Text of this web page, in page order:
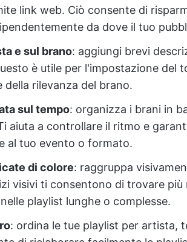
link web. Ciò consente di
da dove il tuo
e sul brano: aggiungi brevi
è utile per l'impostazione del
della rilevanza del brano.
sul tempo: organizza i brani in
aiuta a controllare il ritmo e
al tuo evento o formato.
di colore: raggruppa
visivi ti consentono di trovare
playlist lunghe o complesse.
: ordina le tue playlist per artista,